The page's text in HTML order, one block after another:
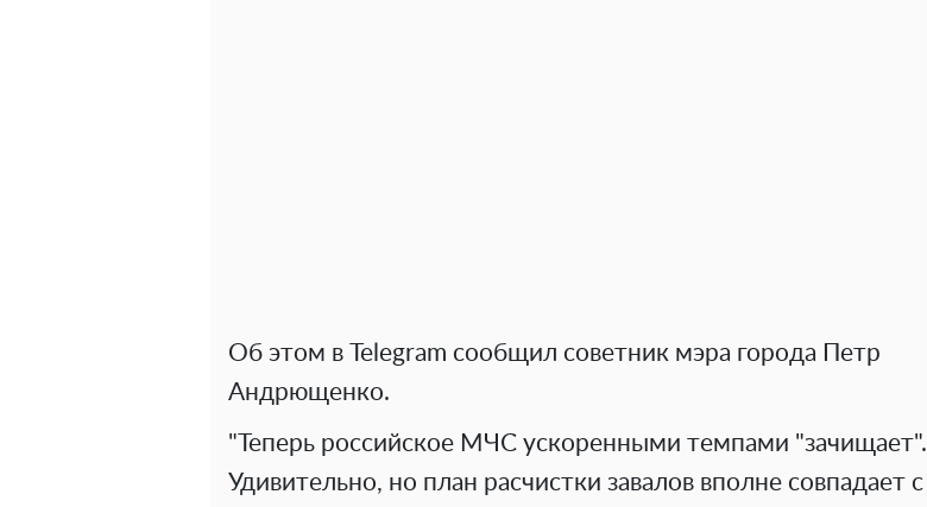
Об этом в Telegram сообщил советник мэра города Петр
Андрющенко.
"Теперь российское МЧС ускоренными темпами "зачищает".
Удивительно, но план расчистки завалов вполне совпадает с